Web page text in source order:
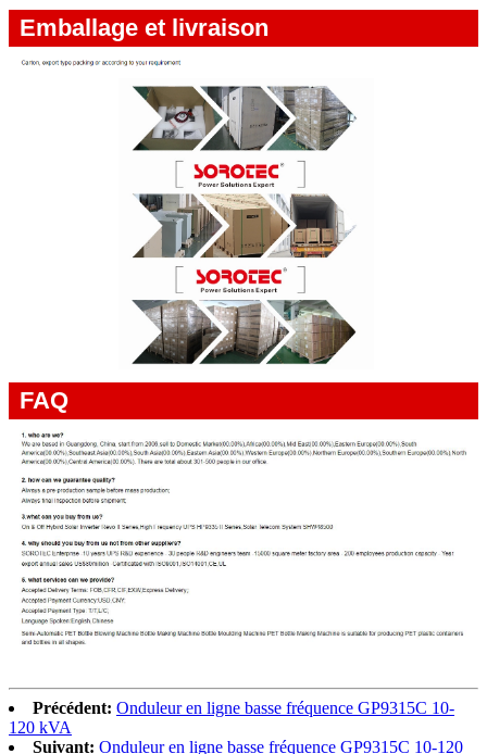
Emballage et livraison
FAQ
Précédent: Onduleur en ligne basse fréquence GP9315C 10-
120 kVA
Suivant: Onduleur en ligne basse fréquence GP9315C 10-120